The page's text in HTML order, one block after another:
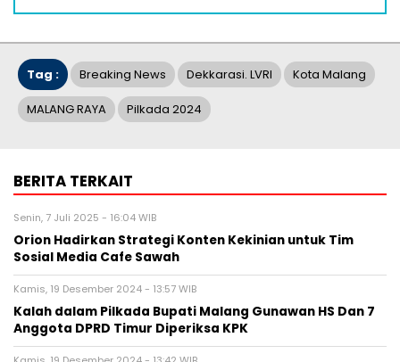
Tag : Breaking News Dekkarasi. LVRI Kota Malang
MALANG RAYA Pilkada 2024
BERITA TERKAIT
Senin, 7 Juli 2025 - 16:04 WIB
Orion Hadirkan Strategi Konten Kekinian untuk Tim
Sosial Media Cafe Sawah
Kamis, 19 Desember 2024 - 13:57 WIB
Kalah dalam Pilkada Bupati Malang Gunawan HS Dan 7
Anggota DPRD Timur Diperiksa KPK